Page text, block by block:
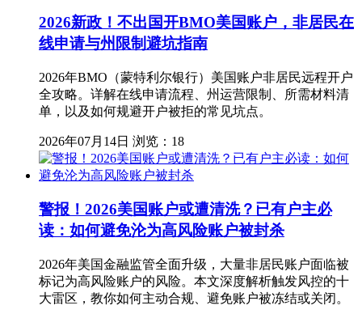
2026新政！不出国开BMO美国账户，非居民在
线申请与州限制避坑指南
2026年BMO（蒙特利尔银行）美国账户非居民远程开户
全攻略。详解在线申请流程、州运营限制、所需材料清
单，以及如何规避开户被拒的常见坑点。
2026年07月14日 浏览：18
警报！2026美国账户或遭清洗？已有户主必
读：如何避免沦为高风险账户被封杀
2026年美国金融监管全面升级，大量非居民账户面临被
标记为高风险账户的风险。本文深度解析触发风控的十
大雷区，教你如何主动合规、避免账户被冻结或关闭。